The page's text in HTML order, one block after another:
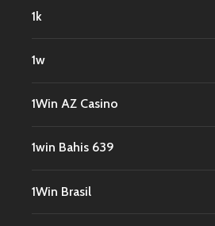
1k
1w
1Win AZ Casino
1win Bahis 639
1Win Brasil